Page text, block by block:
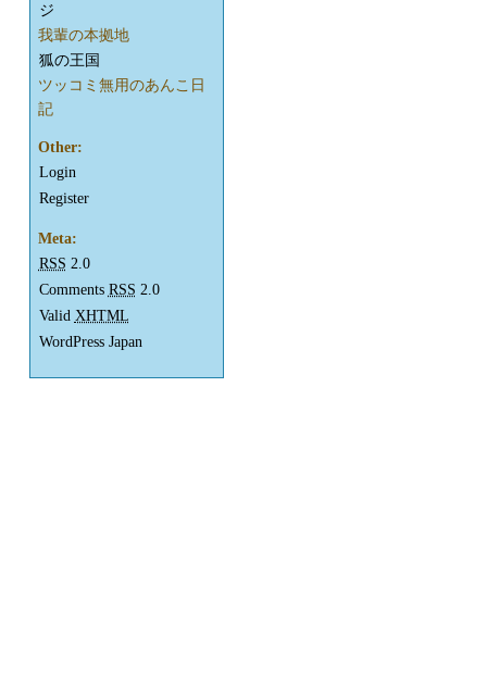
ジ
我輩の本拠地
狐の王国
ツッコミ無用のあんこ日
記
Other:
Login
Register
Meta:
RSS 2.0
Comments RSS 2.0
Valid XHTML
WordPress Japan